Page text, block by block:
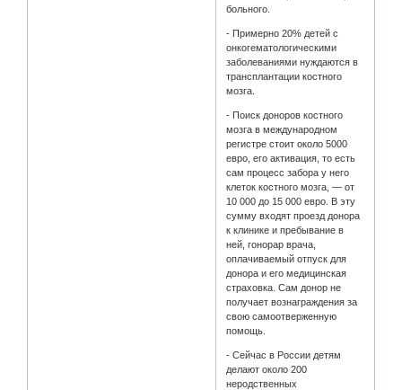
больного.
- Примерно 20% детей с
онкогематологическими
заболеваниями нуждаются в
трансплантации костного
мозга.
- Поиск доноров костного
мозга в международном
регистре стоит около 5000
евро, его активация, то есть
сам процесс забора у него
клеток костного мозга, — от
10 000 до 15 000 евро. В эту
сумму входят проезд донора
к клинике и пребывание в
ней, гонорар врача,
оплачиваемый отпуск для
донора и его медицинская
страховка. Сам донор не
получает вознаграждения за
свою самоотверженную
помощь.
- Сейчас в России детям
делают около 200
неродственных